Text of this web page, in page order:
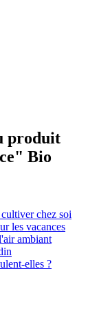
produit
Bio
chez soi
les vacances
ambiant
elles ?